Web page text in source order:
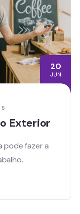
20
JUN
Exterior
pode fazer a